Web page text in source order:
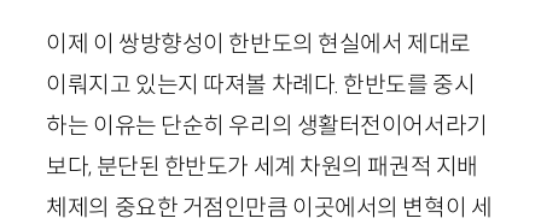
이제 이 쌍방향성이 한반도의 현실에서 제대로
이뤄지고 있는지 따져볼 차례다. 한반도를 중시
하는 이유는 단순히 우리의 생활터전이어서라기
보다, 분단된 한반도가 세계 차원의 패권적 지배
체제의 중요한 거점인만큼 이곳에서의 변혁이 세